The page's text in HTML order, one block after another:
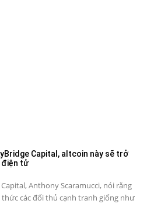
Capital, altcoin này sẽ trở
điện tử
Anthony Scaramucci, nói rằng
thức các đối thủ cạnh tranh giống như